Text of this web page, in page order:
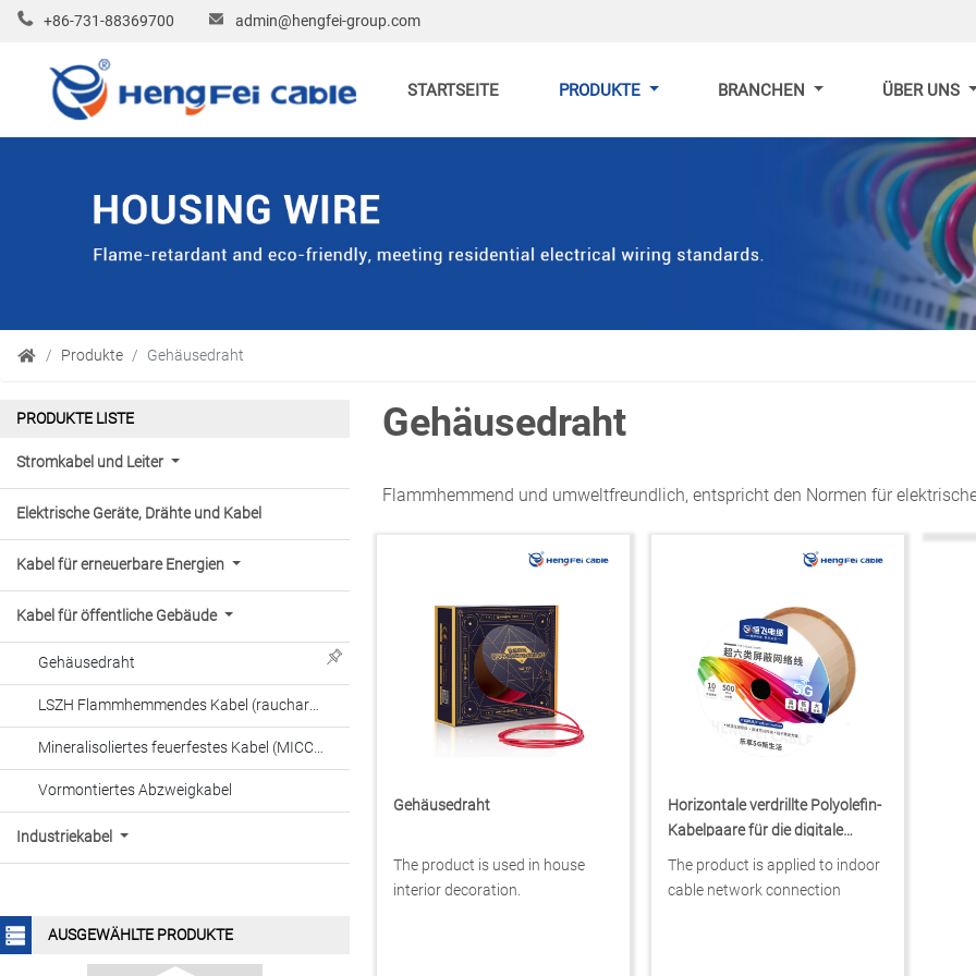
+86-731-88369700 admin@hengfei-group.com
STARTSEITE PRODUKTE BRANCHEN ÜBER UNS
Produkte Gehäusedraht
PRODUKTE LISTE
Stromkabel und Leiter
Elektrische Geräte, Drähte und Kabel
Kabel für erneuerbare Energien
Kabel für öffentliche Gebäude
Gehäusedraht
LSZH Flammhemmendes Kabel (raucharm, halogenfrei)
Mineralisoliertes feuerfestes Kabel (MICC/MI-Kabel)
Vormontiertes Abzweigkabel
Industriekabel
AUSGEWÄHLTE PRODUKTE
Schirmstromkabel
PVC-Isolierungskabel
Kommunikations- und
flammhemmend, flexibel
Niederspannungskabel (Draht) für
Straßenfahrzeuge
Kohlebergwerke
XLPE-isoliertes Stromkabel für
Kohlebergwerke
Scheren flexibles Kabel
Horizontale verdrillte Polyolefin-
Kabelpaare für die digitale
Kommunikation
Gehäusedraht
Flammhemmend und umweltfreundlich, entspricht den Normen für
Gehäusedraht
The product is used in house
interior decoration.
Horizontale verdrillte Polyolefin-
Kabelpaare für die digitale
Kommunikation
The product is applied to indoor
cable network connection